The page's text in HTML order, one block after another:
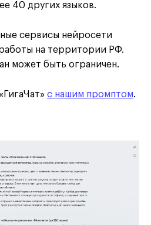
40 других языков.
сервисы нейросети
на территории РФ.
может быть ограничен.
с нашим промптом.